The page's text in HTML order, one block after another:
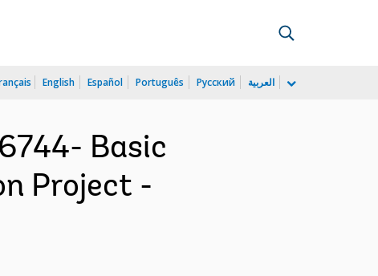
English Español Português Русский العربية
Basic
Project -